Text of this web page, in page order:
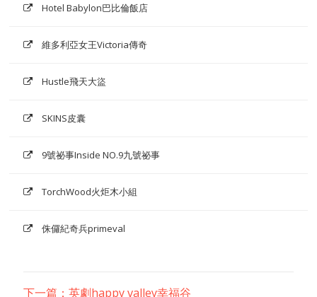
Hotel Babylon巴比倫飯店
維多利亞女王Victoria傳奇
Hustle飛天大盜
SKINS皮囊
9號祕事Inside NO.9九號祕事
TorchWood火炬木小組
侏儸紀奇兵primeval
下一篇：英劇happy valley幸福谷